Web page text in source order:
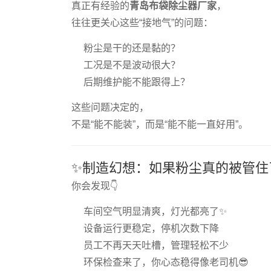
真正有经验的青岛布袋除尘器厂家，
往往更关心这些“接地气”的问题：
粉尘是干的还是黏的？
工况是不是波动很大？
后期维护能不能跟得上？
这些问题决定的，
不是“能不能装”，而是“能不能一直好用”。
✨制造幻想：如果粉尘真的被管
你会发现👇
车间空气明显清爽，灯光都亮了✨
设备运行更稳定，停机次数下降
员工不再天天吐槽，管理轻松不少
环保检查来了，你心态稳得像老司机😎